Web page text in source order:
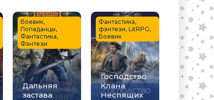
Дальняя
застава
Боевик,
Попаданцы,
Фантастика,
Фэнтези
Господство
Клана
Неспящих
Фантастика,
фэнтези, LitRPG,
Боевик